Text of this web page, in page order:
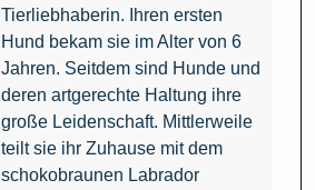
Tierliebhaberin. Ihren ersten
Hund bekam sie im Alter von 6
Jahren. Seitdem sind Hunde und
deren artgerechte Haltung ihre
große Leidenschaft. Mittlerweile
teilt sie ihr Zuhause mit dem
schokobraunen Labrador